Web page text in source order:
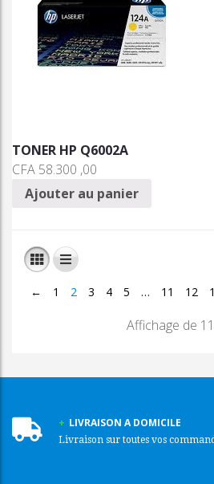
TONER HP Q6002A
CFA 58.300 ,00
Ajouter au panier
← 1 2 3 4 5 … 11 12
Affichage de
LIVRAISON A DOMICILE
Livraison sur toutes vos